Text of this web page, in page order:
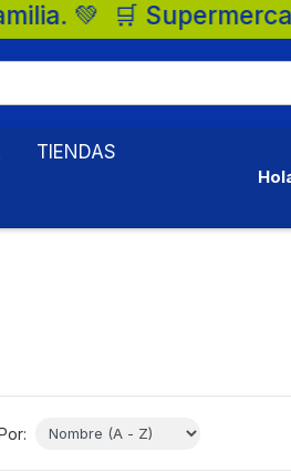
TIENDAS